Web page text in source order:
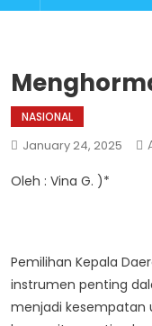
NASIONAL
January 24, 2025
Oleh : Vina G. )*
Pemilihan Kepala
instrumen penting
menjadi kesempatan